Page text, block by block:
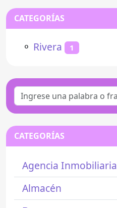
CATEGORÍAS
⚬ Rivera 1
CATEGORÍAS
Agencia Inmobiliaria
Almacén